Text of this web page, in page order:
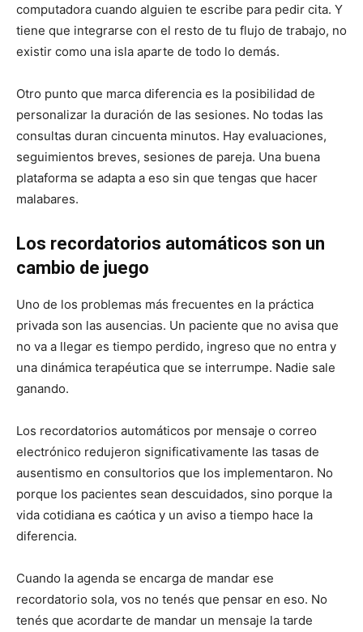
computadora cuando alguien te escribe para pedir cita. Y
tiene que integrarse con el resto de tu flujo de trabajo, no
existir como una isla aparte de todo lo demás.
Otro punto que marca diferencia es la posibilidad de
personalizar la duración de las sesiones. No todas las
consultas duran cincuenta minutos. Hay evaluaciones,
seguimientos breves, sesiones de pareja. Una buena
plataforma se adapta a eso sin que tengas que hacer
malabares.
Los recordatorios automáticos son un
cambio de juego
Uno de los problemas más frecuentes en la práctica
privada son las ausencias. Un paciente que no avisa que
no va a llegar es tiempo perdido, ingreso que no entra y
una dinámica terapéutica que se interrumpe. Nadie sale
ganando.
Los recordatorios automáticos por mensaje o correo
electrónico redujeron significativamente las tasas de
ausentismo en consultorios que los implementaron. No
porque los pacientes sean descuidados, sino porque la
vida cotidiana es caótica y un aviso a tiempo hace la
diferencia.
Cuando la agenda se encarga de mandar ese
recordatorio sola, vos no tenés que pensar en eso. No
tenés que acordarte de mandar un mensaje la tarde